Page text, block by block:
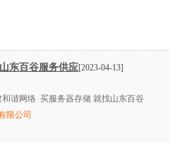
东百谷服务供应[2023-04-13]
谐网络 买服务器存储 就找山东百谷
限公司